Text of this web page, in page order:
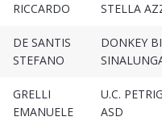
RICCARDO
STELLA
DE SANTIS
STEFANO
DONKEY
GRELLI
EMANUELE
U.C.
ASD